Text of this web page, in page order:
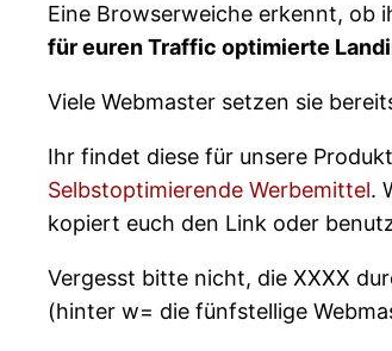
Eine Browserweiche erkennt, ob
für euren Traffic optimierte
Viele Webmaster setzen sie
Ihr findet diese für unsere
Selbstoptimierende Werbemittel.
kopiert euch den Link oder
Vergesst bitte nicht, die XXXX
(hinter w= die fünfstellige